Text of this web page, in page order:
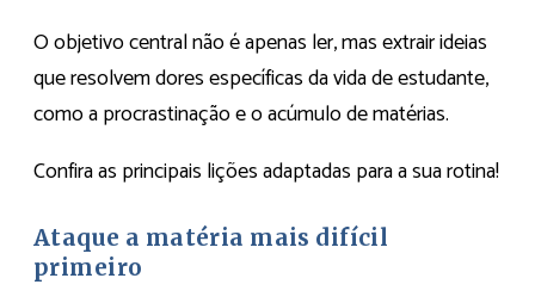
O objetivo central não é apenas ler, mas extrair ideias
que resolvem dores específicas da vida de estudante,
como a procrastinação e o acúmulo de matérias.
Confira as principais lições adaptadas para a sua rotina!
Ataque a matéria mais difícil
primeiro